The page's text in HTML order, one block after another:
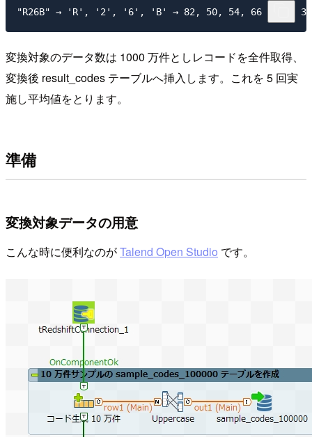
変換対象のデータ数は 1000 万件としレコードを全件取得、
変換後 result_codes テーブルへ挿入します。これを 5 回実
施し平均値をとります。
準備
変換対象データの用意
こんな時に便利なのがTalend Open Studio です。